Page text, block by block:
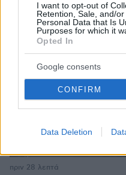
I want to opt-out of
Retention, Sale, and/
Personal Data that Is
Purposes for which it
Opted In
Google consents
CONFIRM
Data Deletion
πριν 28 λεπτά